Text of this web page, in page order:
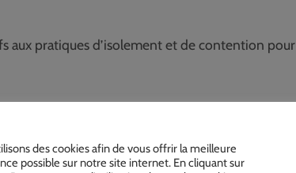
aux pratiques d’isolement et de contention pour
le registre, il a été constaté :
des cookies afin de vous offrir la meilleure
possible sur notre site internet. En cliquant sur